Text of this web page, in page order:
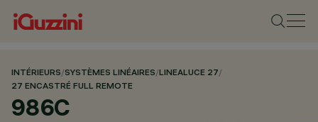
INTÉRIEURS/SYSTÈMES LINÉAIRES/LINEALUCE 27/
27 ENCASTRÉ FULL REMOTE
986C